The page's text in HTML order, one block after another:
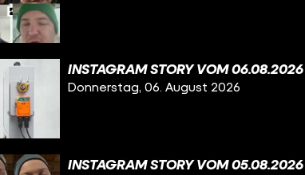
INSTAGRAM STORY VOM 06.08.2026
Donnerstag, 06. August 2026
INSTAGRAM STORY VOM 05.08.2026